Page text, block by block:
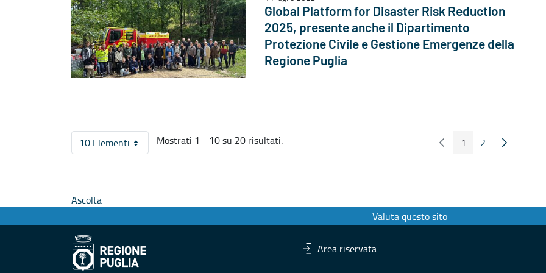
Global Platform for Disaster Risk Reduction
2025, presente anche il Dipartimento
Protezione Civile e Gestione Emergenze della
Regione Puglia
10 ElementiPer pagina
Mostrati 1 - 10 su 20 risultati. Pagina Precedente
Pagina
1 Pagina
2 Pagina
Ascolta
Valuta questo sito
Area riservata